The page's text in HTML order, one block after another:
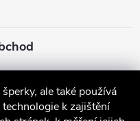
ale také používá
k zajištění